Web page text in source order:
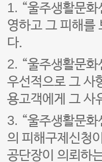
1. “울주생활문
영하고 그 피해를
다.
2. “울주생활문
우선적으로 그 사
용고객에게 그 사
3. “울주생활문
의 피해구제신청
공단장이 의뢰하